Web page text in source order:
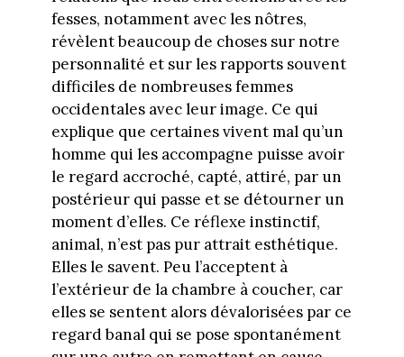
fesses, notamment avec les nôtres,
révèlent beaucoup de choses sur notre
personnalité et sur les rapports souvent
difficiles de nombreuses femmes
occidentales avec leur image. Ce qui
explique que certaines vivent mal qu’un
homme qui les accompagne puisse avoir
le regard accroché, capté, attiré, par un
postérieur qui passe et se détourner un
moment d’elles. Ce réflexe instinctif,
animal, n’est pas pur attrait esthétique.
Elles le savent. Peu l’acceptent à
l’extérieur de la chambre à coucher, car
elles se sentent alors dévalorisées par ce
regard banal qui se pose spontanément